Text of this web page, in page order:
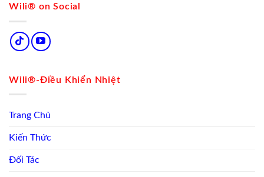
Wili® on Social
Wili®-Điều Khiển Nhiệt
Trang Chủ
Kiến Thức
Đối Tác